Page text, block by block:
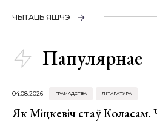
ЧЫТАЦЬ ЯШЧЭ
Папулярнае
04.08.2026 ГРАМАДСТВА ЛІТАРАТУРА
Як Міцкевіч стаў Коласам.